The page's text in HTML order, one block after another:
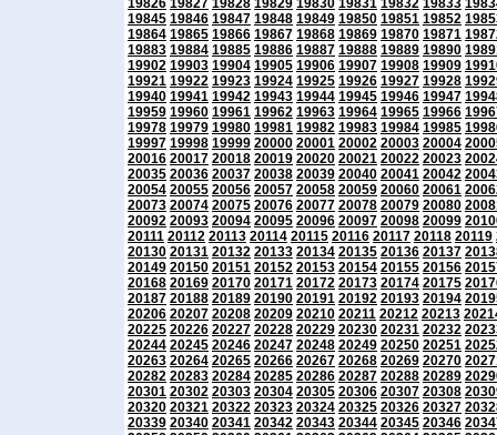
19826 19827 19828 19829 19830 19831 19832 19833
19845 19846 19847 19848 19849 19850 19851 19852
19864 19865 19866 19867 19868 19869 19870 19871
19883 19884 19885 19886 19887 19888 19889 19890
19902 19903 19904 19905 19906 19907 19908 19909
19921 19922 19923 19924 19925 19926 19927 19928
19940 19941 19942 19943 19944 19945 19946 19947
19959 19960 19961 19962 19963 19964 19965 19966
19978 19979 19980 19981 19982 19983 19984 19985
19997 19998 19999 20000 20001 20002 20003 20004
20016 20017 20018 20019 20020 20021 20022 20023
20035 20036 20037 20038 20039 20040 20041 20042
20054 20055 20056 20057 20058 20059 20060 20061
20073 20074 20075 20076 20077 20078 20079 20080
20092 20093 20094 20095 20096 20097 20098 20099
20111 20112 20113 20114 20115 20116 20117 20118 20119
20130 20131 20132 20133 20134 20135 20136 20137
20149 20150 20151 20152 20153 20154 20155 20156
20168 20169 20170 20171 20172 20173 20174 20175
20187 20188 20189 20190 20191 20192 20193 20194
20206 20207 20208 20209 20210 20211 20212 20213
20225 20226 20227 20228 20229 20230 20231 20232
20244 20245 20246 20247 20248 20249 20250 20251
20263 20264 20265 20266 20267 20268 20269 20270
20282 20283 20284 20285 20286 20287 20288 20289
20301 20302 20303 20304 20305 20306 20307 20308
20320 20321 20322 20323 20324 20325 20326 20327
20339 20340 20341 20342 20343 20344 20345 20346